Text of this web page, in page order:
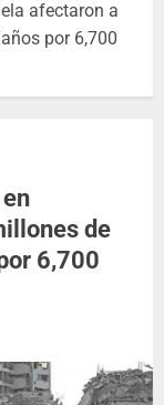
afectaron a
por 6,700
de
6,700